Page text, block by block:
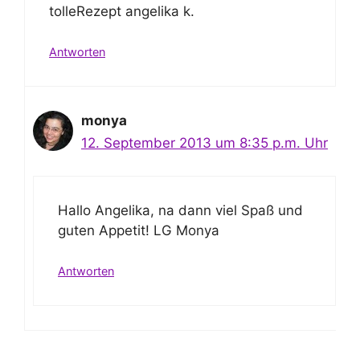
tolleRezept angelika k.
Antworten
monya
12. September 2013 um 8:35 p.m. Uhr
Hallo Angelika, na dann viel Spaß und
guten Appetit! LG Monya
Antworten